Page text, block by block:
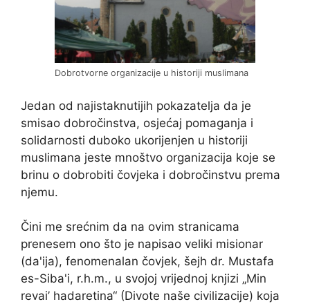
Dobrotvorne organizacije u historiji muslimana
Jedan od najistaknutijih pokazatelja da je
smisao dobročinstva, osjećaj pomaganja i
solidarnosti duboko ukorijenjen u historiji
muslimana jeste mnoštvo organizacija koje se
brinu o dobrobiti čovjeka i dobročinstvu prema
njemu.
Čini me srećnim da na ovim stranicama
prenesem ono što je napisao veliki misionar
(da'ija), fenomenalan čovjek, šejh dr. Mustafa
es-Siba'i, r.h.m., u svojoj vrijednoj knjizi „Min
revai’ hadaretina“ (Divote naše civilizacije) koja